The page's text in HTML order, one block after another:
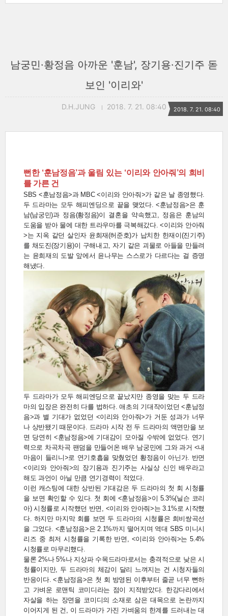
남궁민·황정음 아까운 '훈남', 장기용·진기주 돋
보인 '이리와'
D.H.JUNG 2018. 7. 21. 08:40 2018. 7. 21. 08:40
뻔한 ‘훈남정음’과 울림 있는 ‘이리와 안아줘’의 희비
를 가른 건
SBS <훈남정음>과 MBC <이리와 안아줘>가 같은 날 종영했다.
두 드라마는 모두 해피엔딩으로 끝을 맺었다. <훈남정음>은 훈
남(남궁민)과 정음(황정음)이 결혼을 약속했고, 정음은 훈남의
도움을 받아 물에 대한 트라우마를 극복해갔다. <이리와 안아줘
>는 지옥 같던 살인자 윤희재(허준호)가 납치한 한재이(진기주)
를 채도진(장기용)이 구해내고, 자기 같은 괴물로 아들을 만들려
는 윤희재의 도발 앞에서 윤나무는 스스로가 다르다는 걸 증명
해냈다.
두 드라마가 모두 해피엔딩으로 끝났지만 종영을 맞는 두 드라
마의 입장은 완전히 다를 법하다. 애초의 기대작이었던 <훈남정
음>과 별 기대가 없었던 <이리와 안아줘>가 거둔 성과가 너무
나 상반됐기 때문이다. 드라마 시작 전 두 드라마의 액면만을 보
면 당연히 <훈남정음>에 기대감이 모아질 수밖에 없었다. 연기
력으로 차곡차곡 팬덤을 만들어온 배우 남궁민에 그와 과거 <내
마음이 들리니>로 연기호흡을 맞췄었던 황정음이 아닌가. 반면
<이리와 안아줘>의 장기용과 진기주는 사실상 신인 배우라고
해도 과언이 아닐 만큼 연기경력이 적었다.
이런 캐스팅에 대한 상반된 기대감은 두 드라마의 첫 회 시청률
을 보면 확인할 수 있다. 첫 회에 <훈남정음>이 5.3%(닐슨 코리
아) 시청률로 시작했던 반면, <이리와 안아줘>는 3.1%로 시작했
다. 하지만 마지막 회를 보면 두 드라마의 시청률은 희비쌍곡선
을 그었다. <훈남정음>은 2.1%까지 떨어지며 역대 SBS 미니시
리즈 중 최저 시청률을 기록한 반면, <이리와 안아줘>는 5.4%
시청률로 마무리했다.
물론 2%나 5%나 지상파 수목드라마로서는 충격적으로 낮은 시
청률이지만, 두 드라마의 체감이 달리 느껴지는 건 시청자들의
반응이다. <훈남정음>은 첫 회 방영된 이후부터 줄곧 너무 뻔하
고 가벼운 로맨틱 코미디라는 점이 지적받았다. 한강다리에서
자살을 하는 장면을 코미디의 소재로 삼은 대목으로 논란까지
이어지게 된 건, 이 드라마가 가진 가벼움의 한계를 드러내는 대